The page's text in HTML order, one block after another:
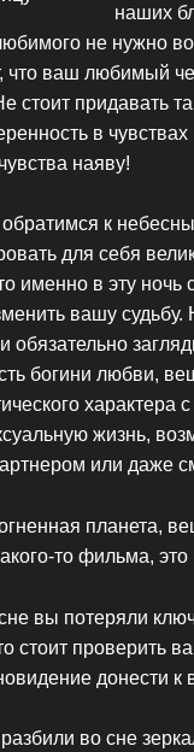
наших
не нужно
что ваш любимый
стоит придавать
в
наяву!
к
для себя
именно в эту
вашу судьбу.
обязательно
богини любви,
жизнь,
или даже
планета,
то фильма,
вы потеряли
стоит проверить
донести
во сне